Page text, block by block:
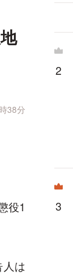
38分
役1
は